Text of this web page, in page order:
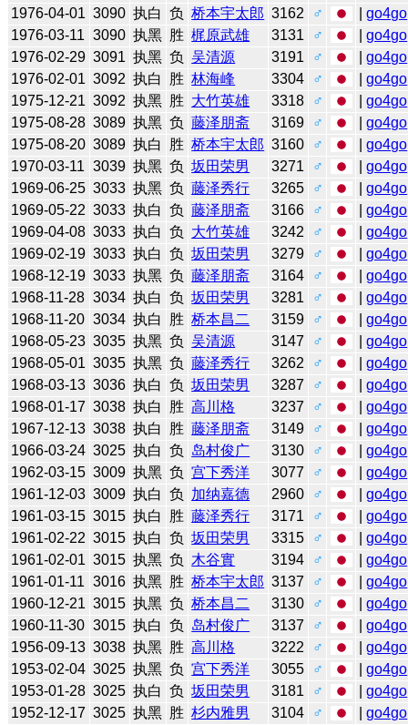
1976-04-01 3090 执白 负 桥本宇太郎 3162 ♂ |go4go
1976-03-11 3090 执黑 胜 梶原武雄 3131 ♂ |go4go
1976-02-29 3091 执黑 负 吴清源 3191 ♂ |go4go
1976-02-01 3092 执白 胜 林海峰 3304 ♂ |go4go
1975-12-21 3092 执黑 胜 大竹英雄 3318 ♂ |go4go
1975-08-28 3089 执黑 负 藤泽朋斋 3169 ♂ |go4go
1975-08-20 3089 执白 胜 桥本宇太郎 3160 ♂ |go4go
1970-03-11 3039 执黑 负 坂田荣男 3271 ♂ |go4go
1969-06-25 3033 执黑 负 藤泽秀行 3265 ♂ |go4go
1969-05-22 3033 执白 负 藤泽朋斋 3166 ♂ |go4go
1969-04-08 3033 执白 负 大竹英雄 3242 ♂ |go4go
1969-02-19 3033 执白 负 坂田荣男 3279 ♂ |go4go
1968-12-19 3033 执黑 负 藤泽朋斋 3164 ♂ |go4go
1968-11-28 3034 执白 负 坂田荣男 3281 ♂ |go4go
1968-11-20 3034 执白 胜 桥本昌二 3159 ♂ |go4go
1968-05-23 3035 执黑 负 吴清源 3147 ♂ |go4go
1968-05-01 3035 执黑 负 藤泽秀行 3262 ♂ |go4go
1968-03-13 3036 执白 负 坂田荣男 3287 ♂ |go4go
1968-01-17 3038 执白 胜 高川格 3237 ♂ |go4go
1967-12-13 3038 执白 胜 藤泽朋斋 3149 ♂ |go4go
1966-03-24 3025 执白 负 岛村俊广 3130 ♂ |go4go
1962-03-15 3009 执黑 负 宫下秀洋 3077 ♂ |go4go
1961-12-03 3009 执白 负 加纳嘉德 2960 ♂ |go4go
1961-03-15 3015 执白 胜 藤泽秀行 3171 ♂ |go4go
1961-02-22 3015 执白 负 坂田荣男 3315 ♂ |go4go
1961-02-01 3015 执黑 负 木谷實 3194 ♂ |go4go
1961-01-11 3016 执黑 胜 桥本宇太郎 3137 ♂ |go4go
1960-12-21 3015 执黑 负 桥本昌二 3130 ♂ |go4go
1960-11-30 3015 执白 负 岛村俊广 3137 ♂ |go4go
1956-09-13 3038 执黑 胜 高川格 3222 ♂ |go4go
1953-02-04 3025 执黑 负 宫下秀洋 3055 ♂ |go4go
1953-01-28 3025 执白 负 坂田荣男 3181 ♂ |go4go
1952-12-17 3025 执黑 胜 杉内雅男 3104 ♂ |go4go